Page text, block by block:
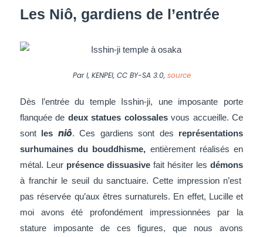
Les Niô, gardiens de l’entrée
Par I, KENPEI, CC BY-SA 3.0, source
Dès l’entrée du temple Isshin-ji, une imposante porte
flanquée de deux statues colossales vous accueille. Ce
sont les niô. Ces gardiens sont des représentations
surhumaines du bouddhisme, entièrement réalisés en
métal. Leur présence dissuasive fait hésiter les démons
à franchir le seuil du sanctuaire. Cette impression n’est
pas réservée qu’aux êtres surnaturels. En effet, Lucille et
moi avons été profondément impressionnées par la
stature imposante de ces figures, que nous avons